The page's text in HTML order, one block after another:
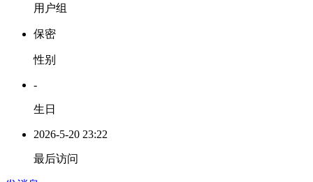
用户组
保密
性别
-
生日
2026-5-20 23:22
最后访问